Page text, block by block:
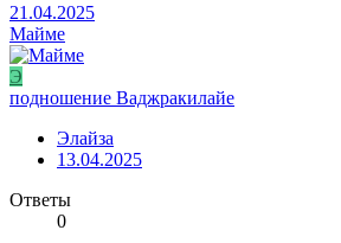
21.04.2025
Майме
Э
подношение Ваджракилайе
Элайза
13.04.2025
Ответы
0